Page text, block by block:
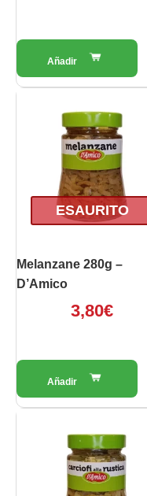
ESAURITO
Melanzane 280g –
D’Amico
3,80€